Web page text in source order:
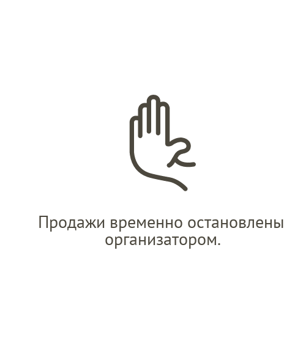
Продажи временно остановлены
организатором.